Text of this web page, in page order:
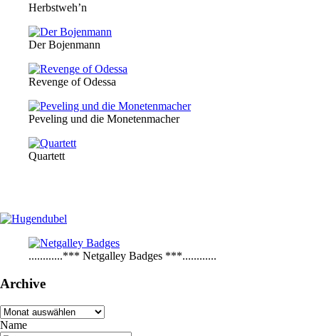
Herbstweh’n
Der Bojenmann
Revenge of Odessa
Peveling und die Monetenmacher
Quartett
............*** Netgalley Badges ***............
Archive
Archive
Name